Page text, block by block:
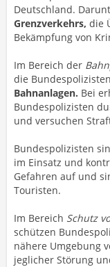
Deutschland.
Grenzverkehrs, die
Bekämpfung von
Im Bereich der
die
Bahnanlagen. Bei
Bundespolizisten
und versuchen
Bundespolizisten
im Einsatz und
Gefahren auf und
Touristen.
Im Bereich Schutz
schützen
nähere Umgebung
jeglicher Störung